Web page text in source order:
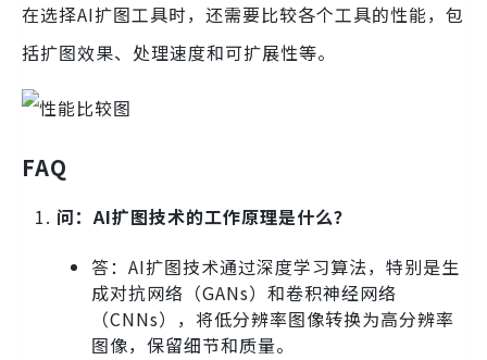
在选择AI扩图工具时，还需要比较各个工具的性能，包
括扩图效果、处理速度和可扩展性等。
FAQ
问：AI扩图技术的工作原理是什么？
答：AI扩图技术通过深度学习算法，特别是生
成对抗网络（GANs）和卷积神经网络
（CNNs），将低分辨率图像转换为高分辨率
图像，保留细节和质量。